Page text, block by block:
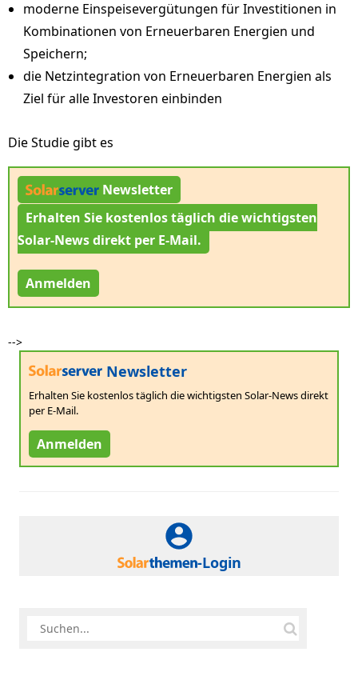
moderne Einspeisevergütungen für Investitionen in
Kombinationen von Erneuerbaren Energien und
Speichern;
die Netzintegration von Erneuerbaren Energien als
Ziel für alle Investoren einbinden
Die Studie gibt es
Newsletter
Erhalten Sie kostenlos täglich die wichtigsten
Solar-News direkt per E-Mail.
Anmelden
-->
Newsletter
Erhalten Sie kostenlos täglich die wichtigsten Solar-News direkt
per E-Mail.
Anmelden
-Login